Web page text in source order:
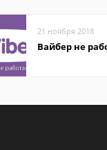
21 ноября 2018
Вайбер не